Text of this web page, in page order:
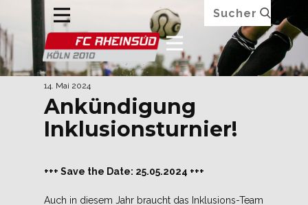
14. Mai 2024
Ankündigung
Inklusionsturnier!
+++ Save the Date: 25.05.2024 +++
Auch in diesem Jahr braucht das Inklusions-Team